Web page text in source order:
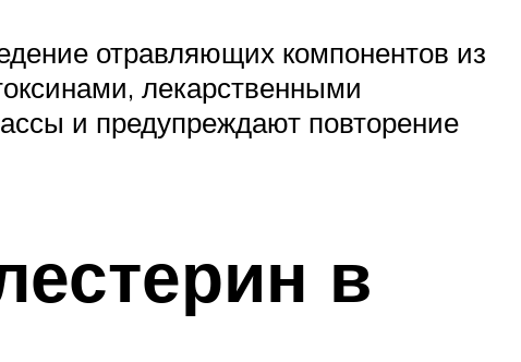
отравляющих компонентов из
лекарственными
и предупреждают повторение
в